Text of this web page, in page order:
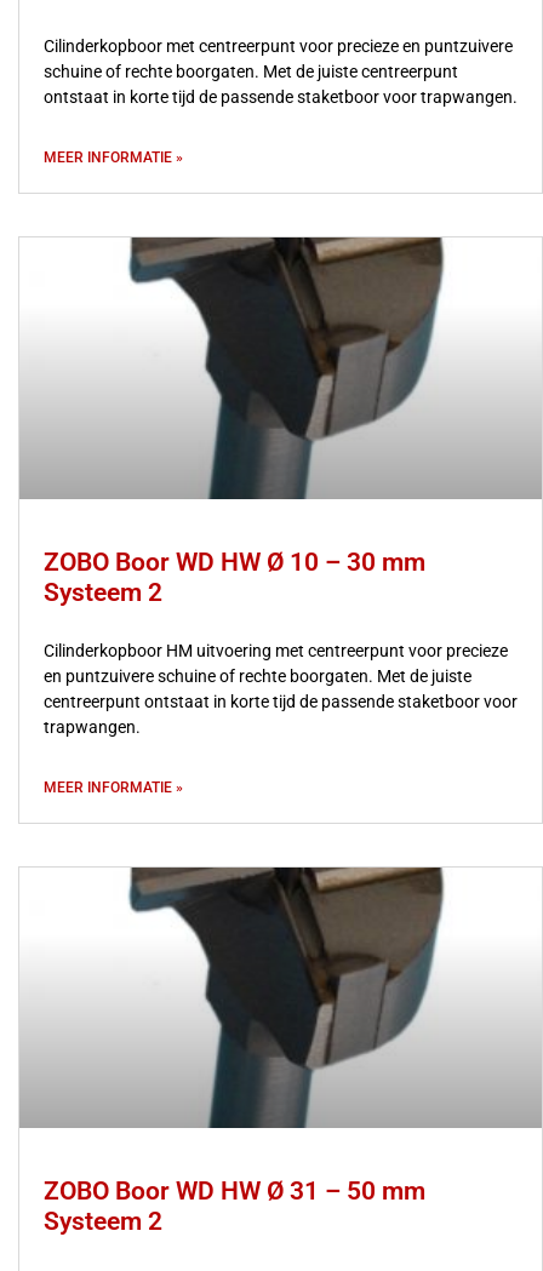
Cilinderkopboor met centreerpunt voor precieze en puntzuivere
schuine of rechte boorgaten. Met de juiste centreerpunt
ontstaat in korte tijd de passende staketboor voor trapwangen.
MEER INFORMATIE »
ZOBO Boor WD HW Ø 10 – 30 mm
Systeem 2
Cilinderkopboor HM uitvoering met centreerpunt voor precieze
en puntzuivere schuine of rechte boorgaten. Met de juiste
centreerpunt ontstaat in korte tijd de passende staketboor voor
trapwangen.
MEER INFORMATIE »
ZOBO Boor WD HW Ø 31 – 50 mm
Systeem 2